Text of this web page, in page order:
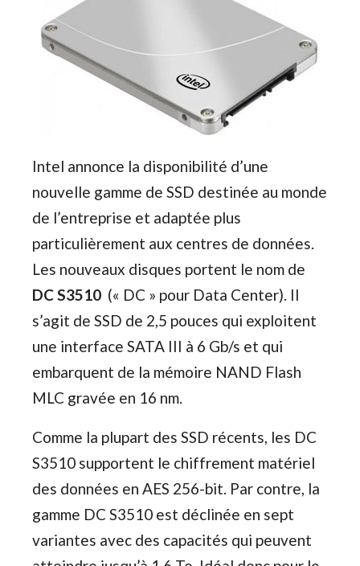
Intel annonce la disponibilité d’une
nouvelle gamme de SSD destinée au monde
de l’entreprise et adaptée plus
particulièrement aux centres de données.
Les nouveaux disques portent le nom de
DC S3510 (« DC » pour Data Center). Il
s’agit de SSD de 2,5 pouces qui exploitent
une interface SATA III à 6 Gb/s et qui
embarquent de la mémoire NAND Flash
MLC gravée en 16 nm.
Comme la plupart des SSD récents, les DC
S3510 supportent le chiffrement matériel
des données en AES 256-bit. Par contre, la
gamme DC S3510 est déclinée en sept
variantes avec des capacités qui peuvent